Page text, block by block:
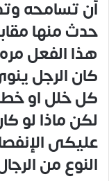
أن تسامحه
حدث منها
هذا الفعل
كان الرجل
كل خلل او خطأ
لكن ماذا لو
عليكى
النوع من